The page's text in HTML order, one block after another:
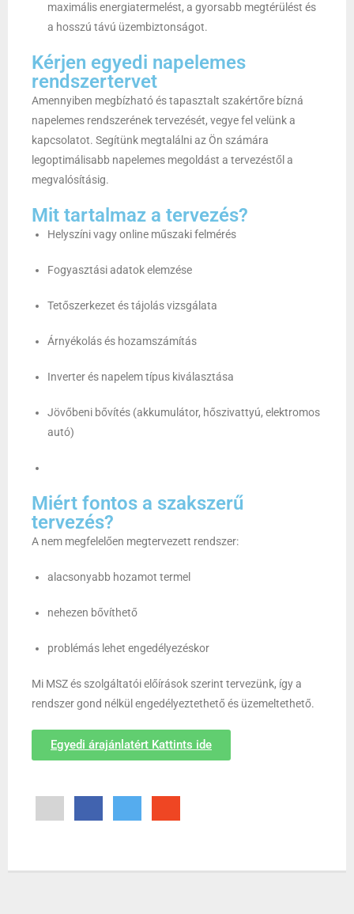
maximális energiatermelést, a gyorsabb megtérülést és
a hosszú távú üzembiztonságot.
Kérjen egyedi napelemes
rendszertervet
Amennyiben megbízható és tapasztalt szakértőre bízná
napelemes rendszerének tervezését, vegye fel velünk a
kapcsolatot. Segítünk megtalálni az Ön számára
legoptimálisabb napelemes megoldást a tervezéstől a
megvalósításig.
Mit tartalmaz a tervezés?
Helyszíni vagy online műszaki felmérés
Fogyasztási adatok elemzése
Tetőszerkezet és tájolás vizsgálata
Árnyékolás és hozamszámítás
Inverter és napelem típus kiválasztása
Jövőbeni bővítés (akkumulátor, hőszivattyú, elektromos
autó)
Miért fontos a szakszerű
tervezés?
A nem megfelelően megtervezett rendszer:
alacsonyabb hozamot termel
nehezen bővíthető
problémás lehet engedélyezéskor
Mi MSZ és szolgáltatói előírások szerint tervezünk, így a
rendszer gond nélkül engedélyeztethető és üzemeltethető.
Egyedi árajánlatért Kattints ide